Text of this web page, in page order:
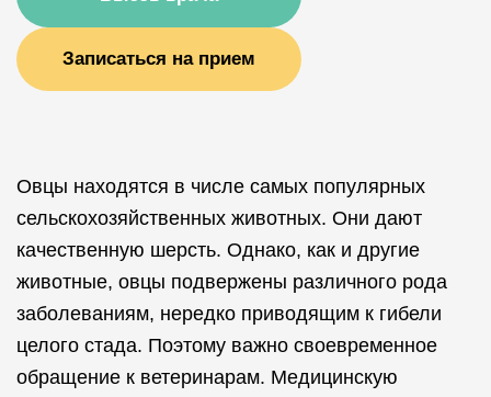
Записаться на прием
Овцы находятся в числе самых популярных
сельскохозяйственных животных. Они дают
качественную шерсть. Однако, как и другие
животные, овцы подвержены различного рода
заболеваниям, нередко приводящим к гибели
целого стада. Поэтому важно своевременное
обращение к ветеринарам. Медицинскую